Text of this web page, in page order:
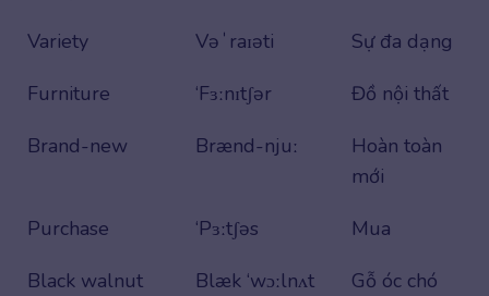
Variety
Vəˈraɪəti
Sự đa dạng
Furniture
‘Fɜːnɪtʃər
Đồ nội thất
Brand-new
Brænd-njuː
Hoàn toàn
mới
Purchase
‘Pɜːtʃəs
Mua
Black walnut
Blæk ‘wɔːlnʌt
Gỗ óc chó